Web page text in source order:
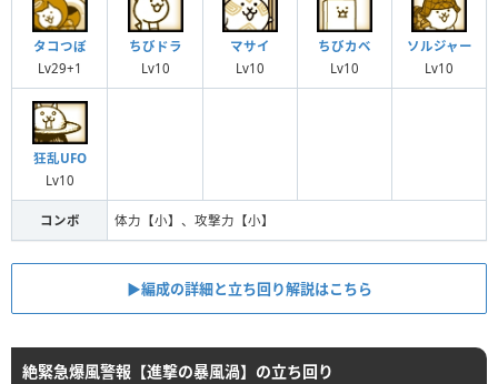
タコつぼ
Lv29+1
ちびドラ
Lv10
マサイ
Lv10
ちびカベ
Lv10
ソルジャー
Lv10
狂乱UFO
Lv10
コンボ 体力【小】、攻撃力【小】
▶︎編成の詳細と立ち回り解説はこちら
絶緊急爆風警報【進撃の暴風渦】の立ち回り